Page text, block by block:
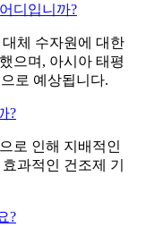
디입니까?
체 수자원에 대한
으며, 아시아 태평
로 예상됩니다.
?
로 인해 지배적인
과적인 건조제 기
?